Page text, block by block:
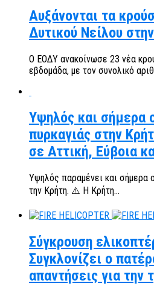
Αυξάνονται τα
Δυτικού Νείλου
Ο ΕΟΔΥ ανακοίνωσε 23 νέα
εβδομάδα, με τον συνολικό
Υψηλός και σήμερα
πυρκαγιάς στην
σε Αττική, Εύβοια
Υψηλός παραμένει και σήμερα
την Κρήτη. ⚠️ Η Κρήτη...
Σύγκρουση
Συγκλονίζει ο
απαντήσεις για την